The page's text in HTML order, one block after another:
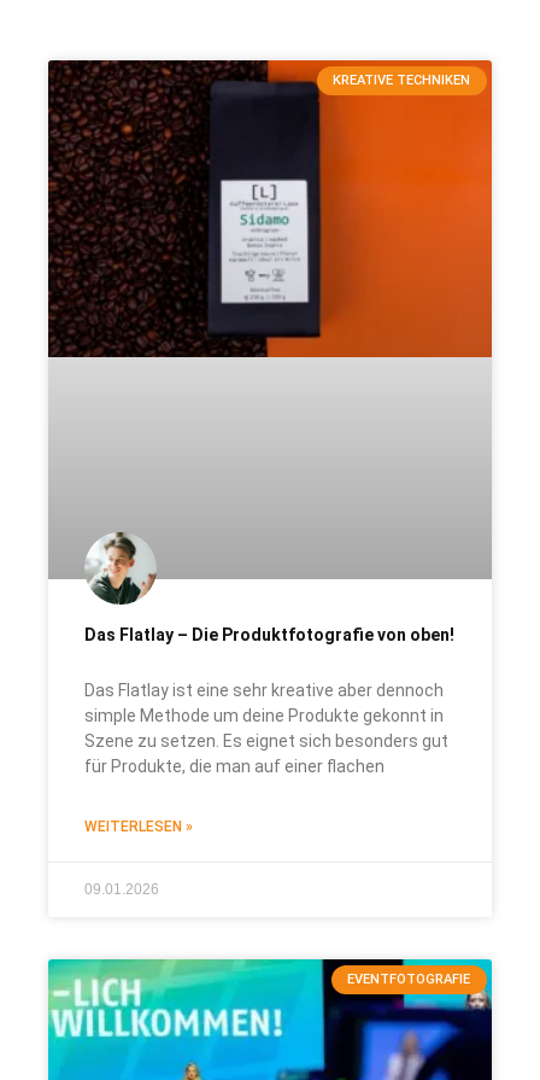
KREATIVE TECHNIKEN
Das Flatlay – Die Produktfotografie von oben!
Das Flatlay ist eine sehr kreative aber dennoch
simple Methode um deine Produkte gekonnt in
Szene zu setzen. Es eignet sich besonders gut
für Produkte, die man auf einer flachen
WEITERLESEN »
09.01.2026
EVENTFOTOGRAFIE